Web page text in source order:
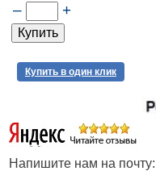
– +
Купить в один клик
Напишите нам на почту: